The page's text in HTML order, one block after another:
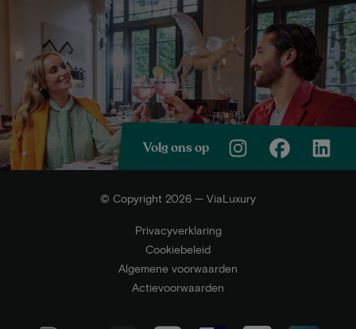
Volg ons op
© Copyright 2026 — ViaLuxury
Privacyverklaring
Cookiebeleid
Algemene voorwaarden
Actievoorwaarden